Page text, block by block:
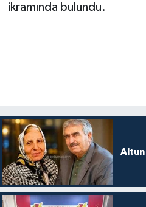
ikramında bulundu.
Altun